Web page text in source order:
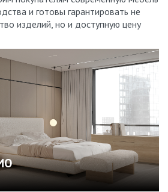
и готовы гарантировать не
изделий, но и доступную цену